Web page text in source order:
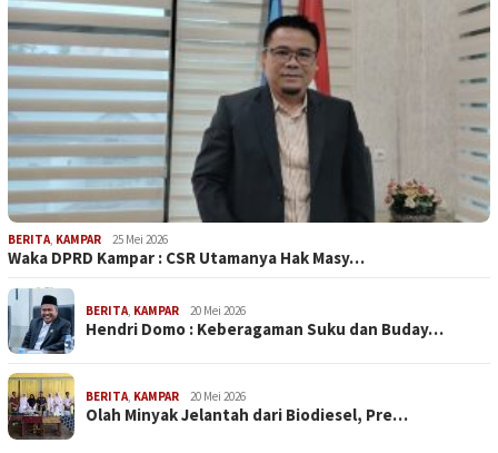
BERITA KAMPAR 25 Mei 2026
Waka DPRD Kampar : CSR Utamanya Hak Masy…
BERITA KAMPAR 20 Mei 2026
Hendri Domo : Keberagaman Suku dan Buday…
BERITA KAMPAR 20 Mei 2026
Olah Minyak Jelantah dari Biodiesel, Pre…